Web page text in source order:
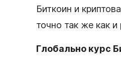
Биткоин и
точно так же как и
Глобально курс